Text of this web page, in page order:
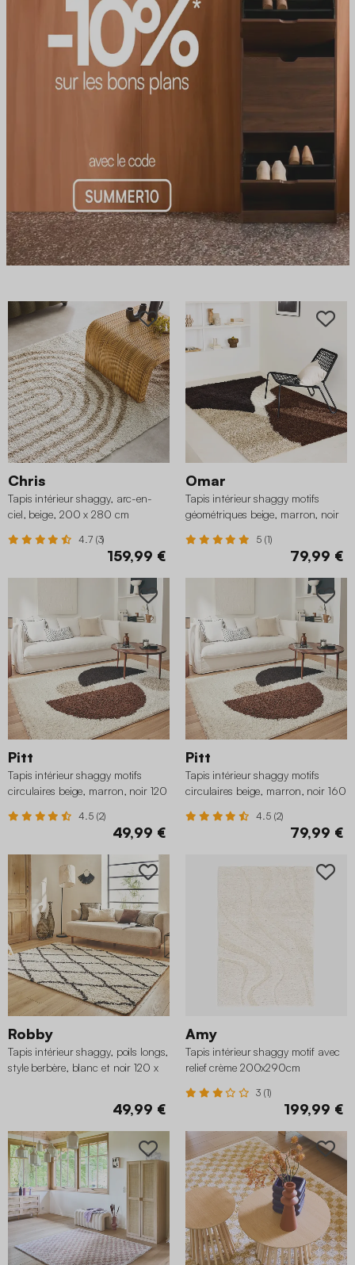
Chris
Tapis intérieur shaggy, arc-en-
ciel, beige, 200 x 280 cm
4.7 (3)
159,99 €
Omar
Tapis intérieur shaggy motifs
géométriques beige, marron, noir
5 (1)
79,99 €
Pitt
Tapis intérieur shaggy motifs
circulaires beige, marron, noir 120
4.5 (2)
49,99 €
Pitt
Tapis intérieur shaggy motifs
circulaires beige, marron, noir 160
4.5 (2)
79,99 €
Robby
Tapis intérieur shaggy, poils longs,
style berbère, blanc et noir 120 x
49,99 €
Amy
Tapis intérieur shaggy motif avec
relief crème 200x290cm
3 (1)
199,99 €